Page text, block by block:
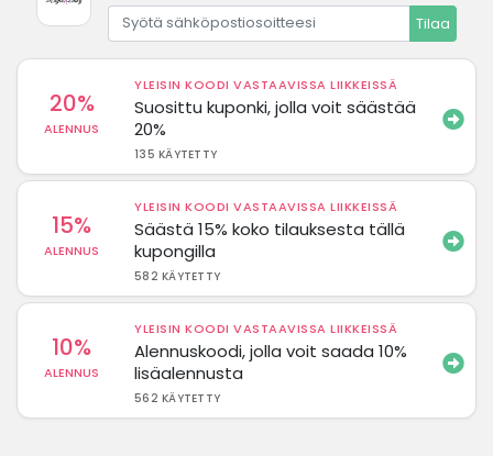
Tilaa
20%
ALENNUS
YLEISIN KOODI VASTAAVISSA LIIKKEISSÄ
Suosittu kuponki, jolla voit säästää
20%
135 KÄYTETTY
15%
ALENNUS
YLEISIN KOODI VASTAAVISSA LIIKKEISSÄ
Säästä 15% koko tilauksesta tällä
kupongilla
582 KÄYTETTY
10%
ALENNUS
YLEISIN KOODI VASTAAVISSA LIIKKEISSÄ
Alennuskoodi, jolla voit saada 10%
lisäalennusta
562 KÄYTETTY